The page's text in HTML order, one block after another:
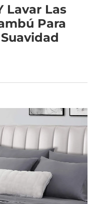
Lavar Las
Para